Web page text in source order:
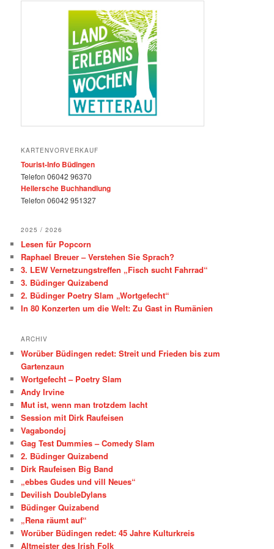
KARTENVORVERKAUF
Tourist-Info Büdingen
Telefon 06042 96370
Hellersche Buchhandlung
Telefon 06042 951327
2025 / 2026
Lesen für Popcorn
Raphael Breuer – Verstehen Sie Sprach?
3. LEW Vernetzungstreffen „Fisch sucht Fahrrad“
3. Büdinger Quizabend
2. Büdinger Poetry Slam „Wortgefecht“
In 80 Konzerten um die Welt: Zu Gast in Rumänien
ARCHIV
Worüber Büdingen redet: Streit und Frieden bis zum
Gartenzaun
Wortgefecht – Poetry Slam
Andy Irvine
Mut ist, wenn man trotzdem lacht
Session mit Dirk Raufeisen
Vagabondoj
Gag Test Dummies – Comedy Slam
2. Büdinger Quizabend
Dirk Raufeisen Big Band
„ebbes Gudes und vill Neues“
Devilish DoubleDylans
Büdinger Quizabend
„Rena räumt auf“
Worüber Büdingen redet: 45 Jahre Kulturkreis
Altmeister des Irish Folk